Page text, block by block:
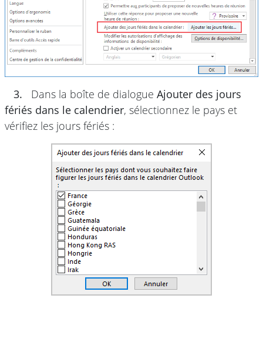
3. Dans la boîte de dialogue Ajouter des jours
fériés dans le calendrier, sélectionnez le pays et
vérifiez les jours fériés :